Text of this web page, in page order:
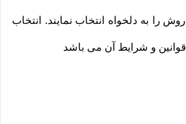
را به دلخواه انتخاب نمایند. انتخاب
و شرایط آن می باشد